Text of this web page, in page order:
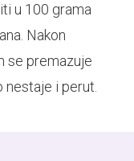
u 100 grama
Nakon
se premazuje
nestaje i perut.